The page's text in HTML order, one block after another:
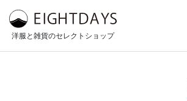
コンテンツへスキップ
洋服と雑貨のセレクトショップ